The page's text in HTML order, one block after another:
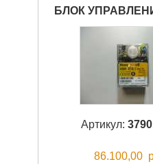
БЛОК
Артикул:
86.100,00